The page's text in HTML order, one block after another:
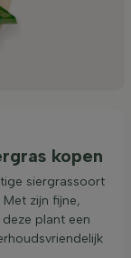
kopen
siergrassoort
zijn fijne,
plant een